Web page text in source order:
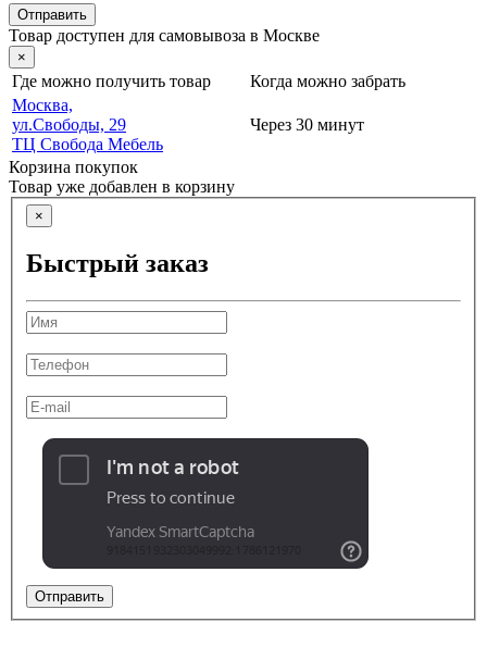
Отправить
Товар доступен для самовывоза в Москве
×
Где можно получить товар
Когда можно забрать
Москва,
ул.Свободы, 29
ТЦ Свобода Мебель
Через 30 минут
Корзина покупок
Товар уже добавлен в корзину
×
Быстрый заказ
Отправить